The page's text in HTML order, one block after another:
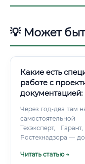
💡 Может
Какие есть
работе с
Через год-два там
Техэксперт,
Ростехнадзора —
Читать статью →